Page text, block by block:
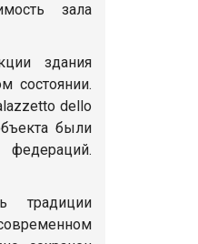
зала
здания
состоянии.
dello
были
федераций.
традиции